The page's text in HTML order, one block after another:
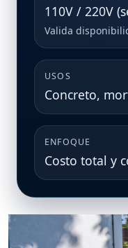
110V / 220V
Valida
USOS
Concreto,
ENFOQUE
Costo total y